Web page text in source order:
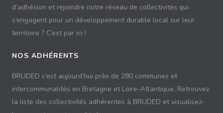
d’adhésion et rejoindre notre réseau de collectivités qui
s’engagent pour un développement durable local sur leur
territoire ? C’est par ici !
NOS ADHÉRENTS
BRUDED c’est aujourd’hui près de 280 communes et
intercommunalités en Bretagne et Loire-Atlantique. Retrouvez
la liste des collectivités adhérentes à BRUDED et visualisez-